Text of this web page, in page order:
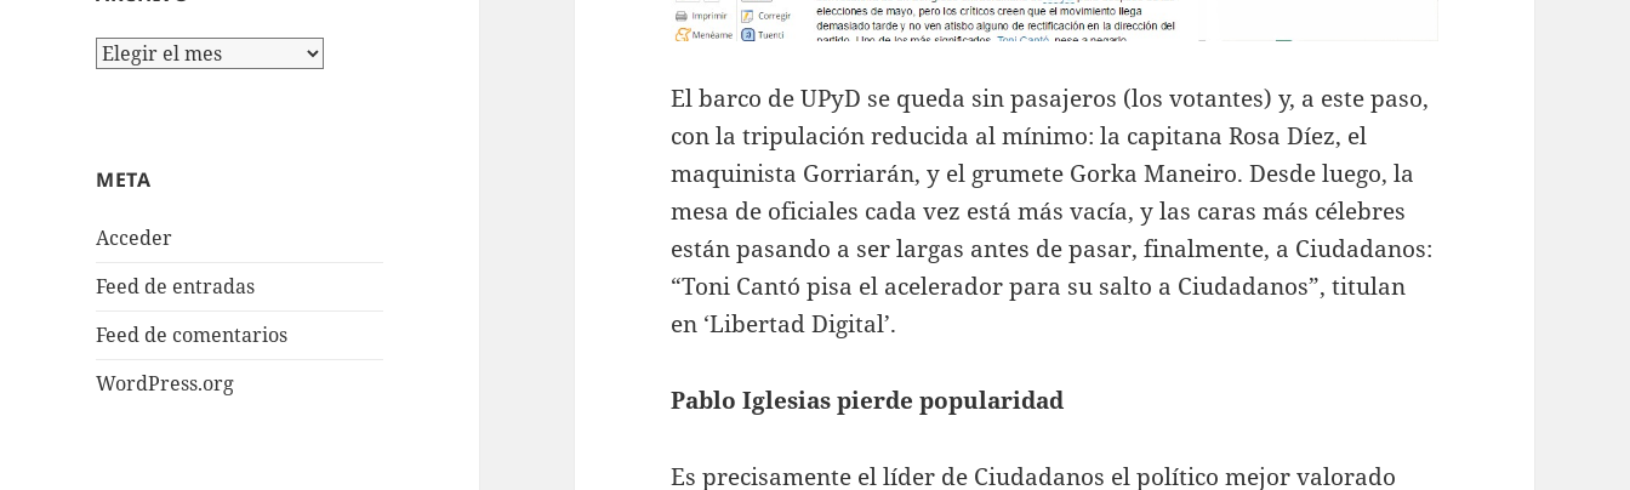
Archivo
META
Acceder
Feed de entradas
Feed de comentarios
WordPress.org
El barco de UPyD se queda sin pasajeros (los votantes) y, a este paso,
con la tripulación reducida al mínimo: la capitana Rosa Díez, el
maquinista Gorriarán, y el grumete Gorka Maneiro. Desde luego, la
mesa de oficiales cada vez está más vacía, y las caras más célebres
están pasando a ser largas antes de pasar, finalmente, a Ciudadanos:
“Toni Cantó pisa el acelerador para su salto a Ciudadanos”, titulan
en ‘Libertad Digital’.
Pablo Iglesias pierde popularidad
Es precisamente el líder de Ciudadanos el político mejor valorado